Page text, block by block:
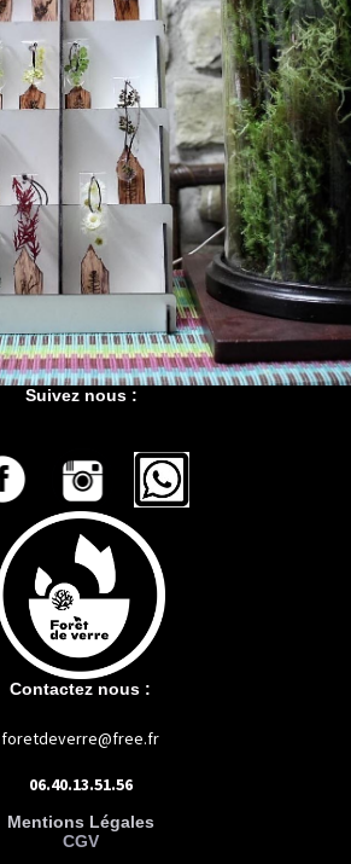
Suivez nous :
Contactez nous :
foretdeverre@free.fr
06.40.13.51.56
Mentions Légales
CGV